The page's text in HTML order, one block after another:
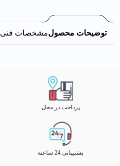
توضیحات محصولمشخصات فنی
پرداخت در محل
پشتیبانی 24 ساعته